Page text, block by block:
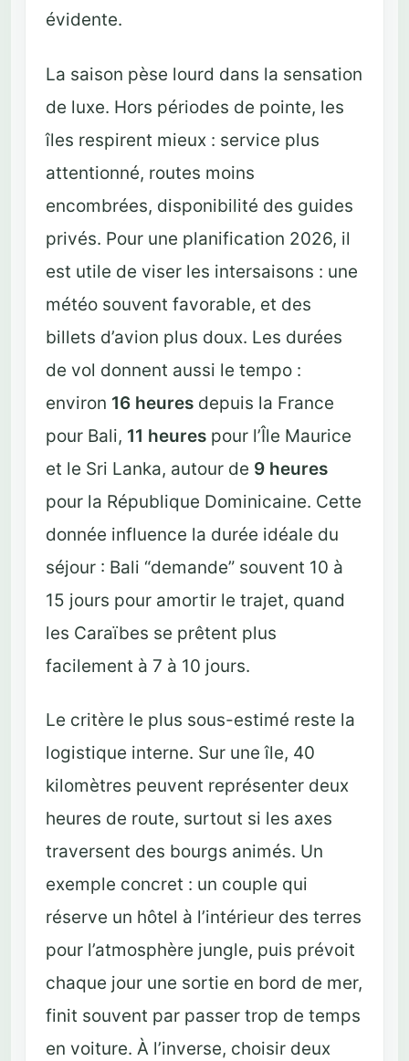
évidente.
La saison pèse lourd dans la sensation
de luxe. Hors périodes de pointe, les
îles respirent mieux : service plus
attentionné, routes moins
encombrées, disponibilité des guides
privés. Pour une planification 2026, il
est utile de viser les intersaisons : une
météo souvent favorable, et des
billets d’avion plus doux. Les durées
de vol donnent aussi le tempo :
environ 16 heuresdepuis la France
pour Bali, 11 heurespour l’Île Maurice
et le Sri Lanka, autour de 9 heures
pour la République Dominicaine. Cette
donnée influence la durée idéale du
séjour : Bali “demande” souvent 10 à
15 jours pour amortir le trajet, quand
les Caraïbes se prêtent plus
facilement à 7 à 10 jours.
Le critère le plus sous-estimé reste la
logistique interne. Sur une île, 40
kilomètres peuvent représenter deux
heures de route, surtout si les axes
traversent des bourgs animés. Un
exemple concret : un couple qui
réserve un hôtel à l’intérieur des terres
pour l’atmosphère jungle, puis prévoit
chaque jour une sortie en bord de mer,
finit souvent par passer trop de temps
en voiture. À l’inverse, choisir deux